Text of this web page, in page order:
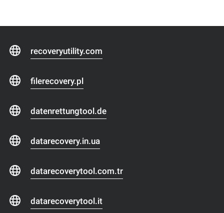
recoveryutility.com
filerecovery.pl
datenrettungtool.de
datarecovery.in.ua
datarecoverytool.com.tr
datarecoverytool.it